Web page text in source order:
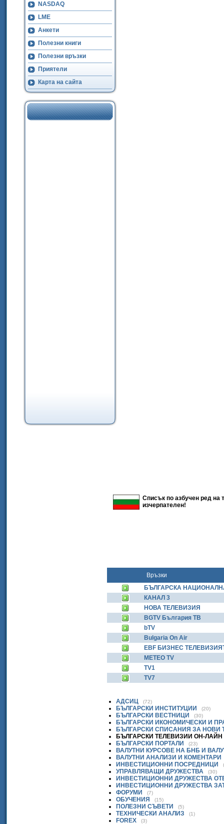
NASDAQ
LME
Анкети
Полезни книги
Полезни връзки
Приятели
Карта на сайта
Списък по азбучен ред на
изчерпателен!
Връзки
БЪЛГАРСКА
КАНАЛ 3
НОВА ТЕЛЕВИЗИЯ
BGTV България ТВ
bTV
Bulgaria On Air
EBF БИЗНЕС
МЕТЕО ТV
TV1
ТV7
АДСИЦ (72)
БЪЛГАРСКИ ИНСТИТУЦИИ (20)
БЪЛГАРСКИ ВЕСТНИЦИ (30)
БЪЛГАРСКИ ИКОНОМИЧЕСКИ И
БЪЛГАРСКИ СПИСАНИЯ ЗА НОВИ
БЪЛГАРСКИ ТЕЛЕВИЗИИ ОН-ЛАЙН
БЪЛГАРСКИ ПОРТАЛИ
(23)
ВАЛУТНИ КУРСОВЕ НА БНБ И
ВАЛУТНИ АНАЛИЗИ И КОМЕНТАРИ
ИНВЕСТИЦИОННИ ПОСРЕДНИЦИ
УПРАВЛЯВАЩИ ДРУЖЕСТВА (30)
ИНВЕСТИЦИОННИ ДРУЖЕСТВА
ИНВЕСТИЦИОННИ ДРУЖЕСТВА
ФОРУМИ
(7)
ОБУЧЕНИЯ (15)
ПОЛЕЗНИ СЪВЕТИ (5)
ТЕХНИЧЕСКИ АНАЛИЗ (1)
FOREX (3)